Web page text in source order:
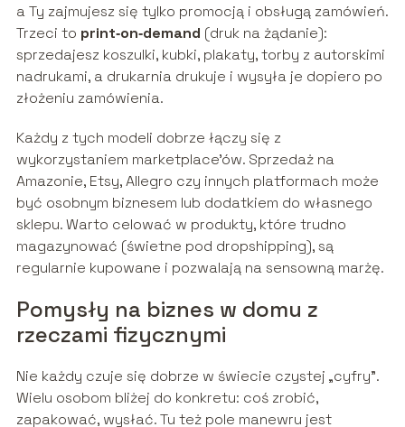
a Ty zajmujesz się tylko promocją i obsługą zamówień.
Trzeci to print‑on‑demand (druk na żądanie):
sprzedajesz koszulki, kubki, plakaty, torby z autorskimi
nadrukami, a drukarnia drukuje i wysyła je dopiero po
złożeniu zamówienia.
Każdy z tych modeli dobrze łączy się z
wykorzystaniem marketplace’ów. Sprzedaż na
Amazonie, Etsy, Allegro czy innych platformach może
być osobnym biznesem lub dodatkiem do własnego
sklepu. Warto celować w produkty, które trudno
magazynować (świetne pod dropshipping), są
regularnie kupowane i pozwalają na sensowną marżę.
Pomysły na biznes w domu z
rzeczami fizycznymi
Nie każdy czuje się dobrze w świecie czystej „cyfry”.
Wielu osobom bliżej do konkretu: coś zrobić,
zapakować, wysłać. Tu też pole manewru jest